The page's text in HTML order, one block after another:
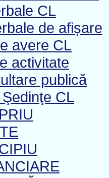
CL
de afișare
avere CL
activitate
publică
CL